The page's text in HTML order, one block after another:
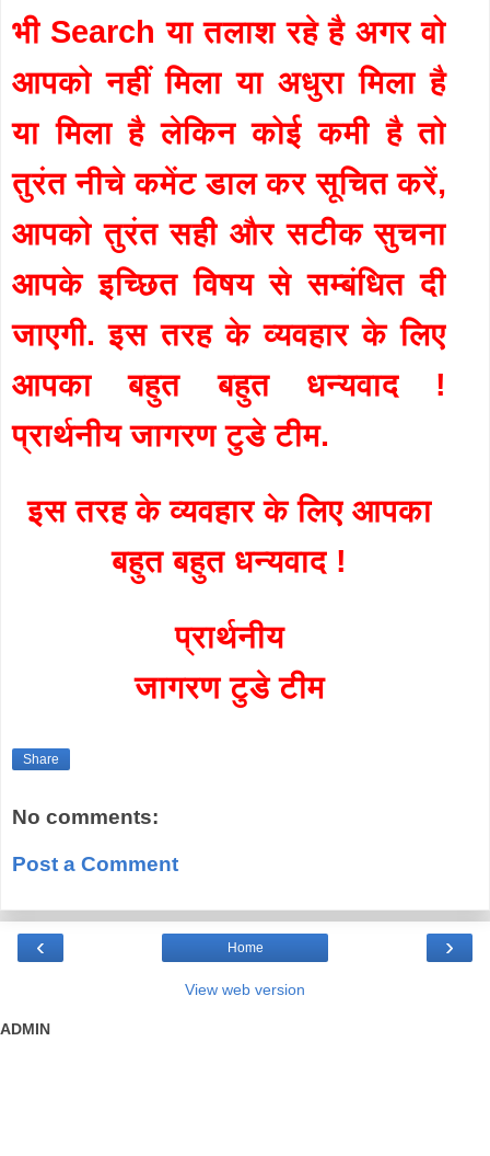
भी Search या तलाश रहे है अगर वो
आपको नहीं मिला या अधुरा मिला है
या मिला है लेकिन कोई कमी है तो
तुरंत नीचे कमेंट डाल कर सूचित करें,
आपको तुरंत सही और सटीक सुचना
आपके इच्छित विषय से सम्बंधित दी
जाएगी. इस तरह के व्यवहार के लिए
आपका बहुत बहुत धन्यवाद !
प्रार्थनीय जागरण टुडे टीम.
इस तरह के व्यवहार के लिए आपका
बहुत बहुत धन्यवाद !
प्रार्थनीय
जागरण टुडे टीम
Share
No comments:
Post a Comment
‹ ›
Home
View web version
ADMIN